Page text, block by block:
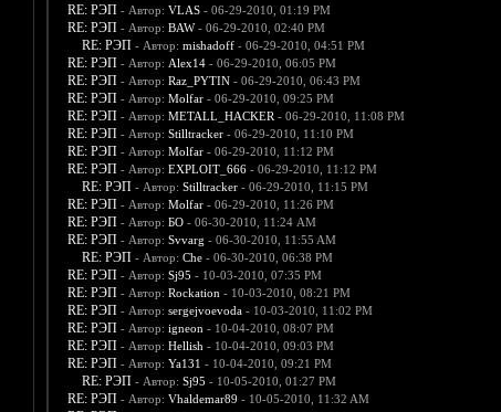
RE: РЭП - Автор: VLAS- 06-29-2010, 01:19 PM
RE: РЭП - Автор: BAW- 06-29-2010, 02:40 PM
RE: РЭП - Автор: mishadoff- 06-29-2010, 04:51 PM
RE: РЭП - Автор: Alex14- 06-29-2010, 06:05 PM
RE: РЭП - Автор: Raz_PYTIN- 06-29-2010, 06:43 PM
RE: РЭП - Автор: Molfar- 06-29-2010, 09:25 PM
RE: РЭП - Автор: METALL_HACKER - 06-29-2010, 11:08 PM
RE: РЭП - Автор: Stilltracker- 06-29-2010, 11:10 PM
RE: РЭП - Автор: Molfar- 06-29-2010, 11:12 PM
RE: РЭП - Автор: EXPLOIT_666- 06-29-2010, 11:12 PM
RE: РЭП - Автор: Stilltracker- 06-29-2010, 11:15 PM
RE: РЭП - Автор: Molfar- 06-29-2010, 11:26 PM
RE: РЭП - Автор: БО- 06-30-2010, 11:24 AM
RE: РЭП - Автор: Svvarg - 06-30-2010, 11:55 AM
RE: РЭП - Автор: Che- 06-30-2010, 06:38 PM
RE: РЭП - Автор: Sj95 - 10-03-2010, 07:35 PM
RE: РЭП - Автор: Rockation - 10-03-2010, 08:21 PM
RE: РЭП - Автор: sergejvoevoda- 10-03-2010, 11:02 PM
RE: РЭП - Автор: igneon - 10-04-2010, 08:07 PM
RE: РЭП - Автор: Hellish - 10-04-2010, 09:03 PM
RE: РЭП - Автор: Ya131 - 10-04-2010, 09:21 PM
RE: РЭП - Автор: Sj95 - 10-05-2010, 01:27 PM
RE: РЭП - Автор: Vhaldemar89 - 10-05-2010, 11:32 AM